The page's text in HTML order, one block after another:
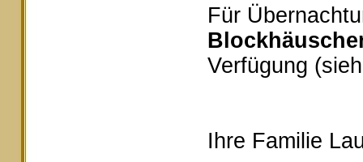
Für
Verfügung
Ihre Familie